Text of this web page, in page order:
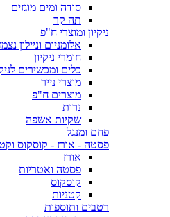
סודה ומים מוגזים
תה קר
ניקיון ומוצרי ח"פ
אלומניום וניילון
חומרי ניקיון
כלים ומכשירים
מוצרי נייר
מוצרים ח"פ
נרות
שקיות אשפה
פחם ומנגל
פסטה - אורז - קוסקוס
אורז
פסטה ואטריות
קוסקוס
קטניות
רטבים ותוספות